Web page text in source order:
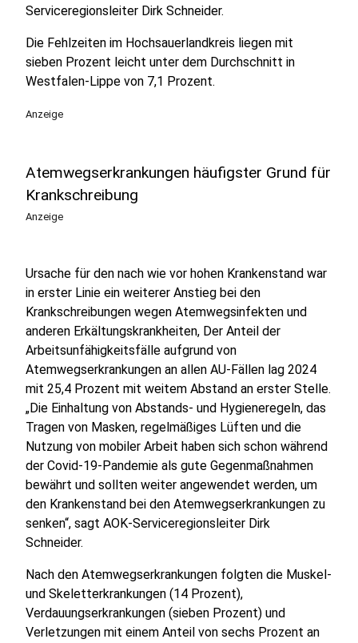
Serviceregionsleiter Dirk Schneider.
Die Fehlzeiten im Hochsauerlandkreis liegen mit
sieben Prozent leicht unter dem Durchschnitt in
Westfalen-Lippe von 7,1 Prozent.
Anzeige
Atemwegserkrankungen häufigster Grund für
Krankschreibung
Anzeige
Ursache für den nach wie vor hohen Krankenstand war
in erster Linie ein weiterer Anstieg bei den
Krankschreibungen wegen Atemwegsinfekten und
anderen Erkältungskrankheiten, Der Anteil der
Arbeitsunfähigkeitsfälle aufgrund von
Atemwegserkrankungen an allen AU-Fällen lag 2024
mit 25,4 Prozent mit weitem Abstand an erster Stelle.
„Die Einhaltung von Abstands- und Hygieneregeln, das
Tragen von Masken, regelmäßiges Lüften und die
Nutzung von mobiler Arbeit haben sich schon während
der Covid-19-Pandemie als gute Gegenmaßnahmen
bewährt und sollten weiter angewendet werden, um
den Krankenstand bei den Atemwegserkrankungen zu
senken“, sagt AOK-Serviceregionsleiter Dirk
Schneider.
Nach den Atemwegserkrankungen folgten die Muskel-
und Skeletterkrankungen (14 Prozent),
Verdauungserkrankungen (sieben Prozent) und
Verletzungen mit einem Anteil von sechs Prozent an